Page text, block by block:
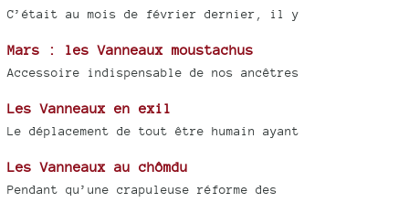
C’était au mois de février dernier, il y
Mars : les Vanneaux moustachus
Accessoire indispensable de nos ancêtres
Les Vanneaux en exil
Le déplacement de tout être humain ayant
Les Vanneaux au chômdu
Pendant qu’une crapuleuse réforme des